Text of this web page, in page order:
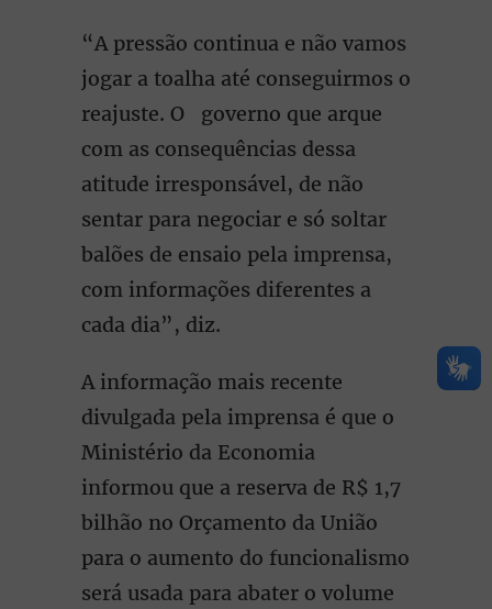
“A pressão continua e não vamos
jogar a toalha até conseguirmos o
reajuste. O governo que arque
com as consequências dessa
atitude irresponsável, de não
sentar para negociar e só soltar
balões de ensaio pela imprensa,
com informações diferentes a
cada dia”, diz.
A informação mais recente
divulgada pela imprensa é que o
Ministério da Economia
informou que a reserva de R$ 1,7
bilhão no Orçamento da União
para o aumento do funcionalismo
será usada para abater o volume